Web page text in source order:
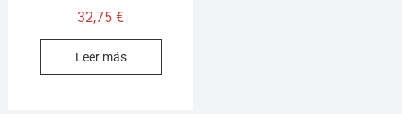
32,75€
Leer más